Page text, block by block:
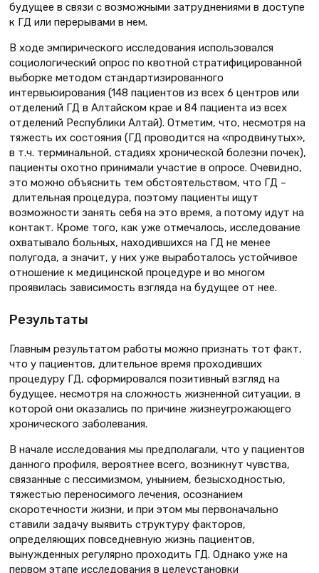
будущее в связи с возможными затруднениями в доступе
к ГД или перерывами в нем.
В ходе эмпирического исследования использовался
социологический опрос по квотной стратифицированной
выборке методом стандартизированного
интервьюирования (148 пациентов из всех 6 центров или
отделений ГД в Алтайском крае и 84 пациента из всех
отделений Республики Алтай). Отметим, что, несмотря на
тяжесть их состояния (ГД проводится на «продвинутых»,
в т.ч. терминальной, стадиях хронической болезни почек),
пациенты охотно принимали участие в опросе. Очевидно,
это можно объяснить тем обстоятельством, что ГД –
длительная процедура, поэтому пациенты ищут
возможности занять себя на это время, а потому идут на
контакт. Кроме того, как уже отмечалось, исследование
охватывало больных, находившихся на ГД не менее
полугода, а значит, у них уже выработалось устойчивое
отношение к медицинской процедуре и во многом
проявилась зависимость взгляда на будущее от нее.
Результаты
Главным результатом работы можно признать тот факт,
что у пациентов, длительное время проходивших
процедуру ГД, сформировался позитивный взгляд на
будущее, несмотря на сложность жизненной ситуации, в
которой они оказались по причине жизнеугрожающего
хронического заболевания.
В начале исследования мы предполагали, что у пациентов
данного профиля, вероятнее всего, возникнут чувства,
связанные с пессимизмом, унынием, безысходностью,
тяжестью переносимого лечения, осознанием
скоротечности жизни, и при этом мы первоначально
ставили задачу выявить структуру факторов,
определяющих повседневную жизнь пациентов,
вынужденных регулярно проходить ГД. Однако уже на
первом этапе исследования в целеустановки